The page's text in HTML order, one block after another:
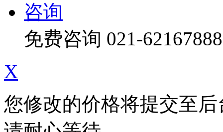
咨询
免费咨询 021-62167888
X
您修改的价格将提交至